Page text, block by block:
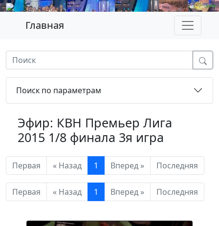
Главная
Поиск по параметрам
Эфир: КВН Премьер Лига
2015 1/8 финала 3я игра
Первая « Назад 1 Вперед » Последняя
Первая « Назад 1 Вперед » Последняя